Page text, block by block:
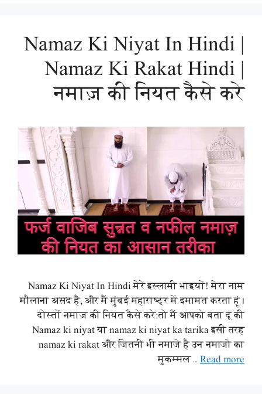
Namaz Ki Niyat In Hindi |
Namaz Ki Rakat Hindi |
नमाज़ की नियत कैसे करे
Namaz Ki Niyat In Hindi मेरे इस्लामी भाइयों! मेरा नाम
मौलाना असद है, और मैं मुंबई महाराष्ट्र में इमामत करता हूं।
दोस्तों नमाज़ की नियत कैसे करे:तो मैं आपको बता दूं की
Namaz ki niyat या namaz ki niyat ka tarika इसी तरह
namaz ki rakat और जितनी भी नमाजे है उन नमाजो का
मुकम्मल … Read more